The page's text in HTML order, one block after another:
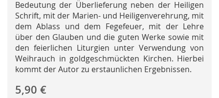
Bedeutung der Überlieferung neben der Heiligen
Schrift, mit der Marien- und Heiligenverehrung, mit
dem Ablass und dem Fegefeuer, mit der Lehre
über den Glauben und die guten Werke sowie mit
den feierlichen Liturgien unter Verwendung von
Weihrauch in goldgeschmückten Kirchen. Hierbei
kommt der Autor zu erstaunlichen Ergebnissen.
5,90 €